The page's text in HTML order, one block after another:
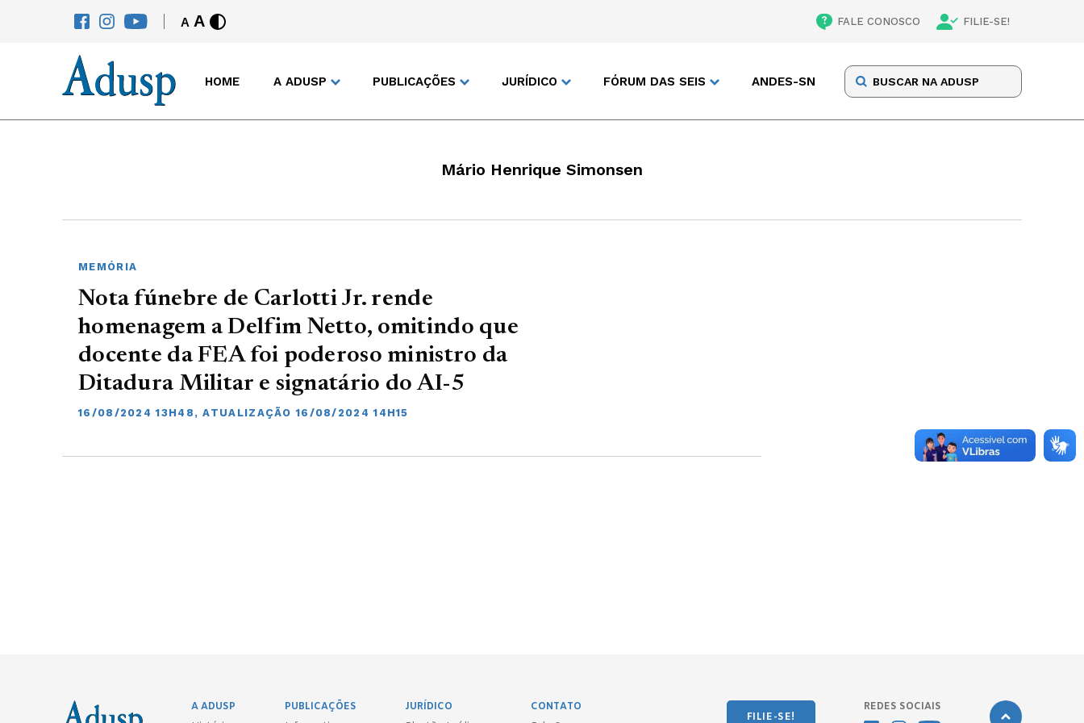
A A FALE CONOSCO FILIE-SE!
HOME A ADUSP PUBLICAÇÕES JURÍDICO FÓRUM DAS SEIS ANDES-SN
Mário Henrique Simonsen
MEMÓRIA
Nota fúnebre de Carlotti Jr. rende
homenagem a Delfim Netto, omitindo que
docente da FEA foi poderoso ministro da
Ditadura Militar e signatário do AI-5
16/08/2024 13H48, ATUALIZAÇÃO 16/08/2024 14H15
A ADUSP
PUBLICAÇÕES
JURÍDICO
CONTATO
FILIE-SE!
REDES SOCIAIS